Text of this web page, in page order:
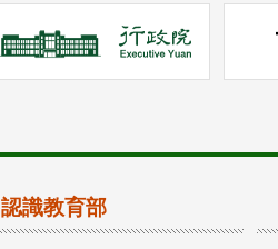
認識教育部